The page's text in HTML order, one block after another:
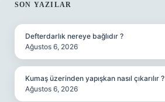
SIDEBAR
SON YAZILAR
Defterdarlık nereye bağlıdır ?
Ağustos 6, 2026
Kumaş üzerinden yapışkan nasıl çıkarılır ?
Ağustos 6, 2026